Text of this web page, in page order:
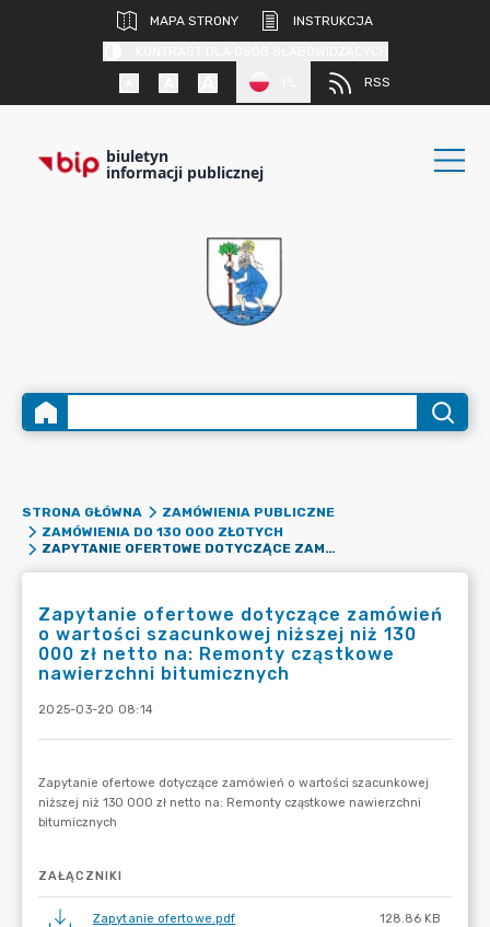
MAPA STRONY
INSTRUKCJA
RSS
biuletyn
informacji publicznej
STRONA GŁÓWNA
ZAMÓWIENIA PUBLICZNE
ZAMÓWIENIA DO 130 000 ZŁOTYCH
ZAPYTANIE OFERTOWE DOTYCZĄCE ZAMÓWIEŃ O WARTOŚCI SZACUNKOWEJ NIŻSZEJ NIŻ 130 000 ZŁ NETTO NA: REMONTY CZĄSTKOWE NAWIERZCHNI BITUMICZNYCH
Zapytanie ofertowe dotyczące zamówień
o wartości szacunkowej niższej niż 130
000 zł netto na: Remonty cząstkowe
nawierzchni bitumicznych
2025-03-20 08:14
ZAŁĄCZNIKI
Zapytanie ofertowe.pdf 128.86 KB